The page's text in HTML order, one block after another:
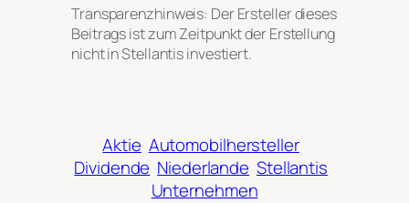
Transparenzhinweis: Der Ersteller dieses
Beitrags ist zum Zeitpunkt der Erstellung
nicht in Stellantis investiert.
Aktie Automobilhersteller
Dividende Niederlande Stellantis
Unternehmen